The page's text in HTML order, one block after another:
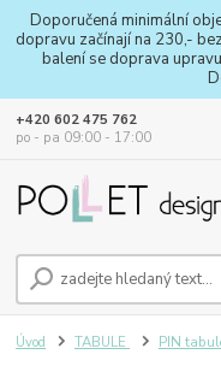
Doporučená minimální
dopravu začínají na 230,-
balení se doprava
+420 602 475 762
po - pa 09:00 - 17:00
Úvod TABULE PIN